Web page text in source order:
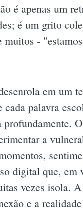
é apenas um
é um grito
muitos -
em um
cada palavra
profundamente.
a
digital que, em
vezes isola.
e a